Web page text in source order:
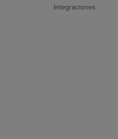
Integraciones